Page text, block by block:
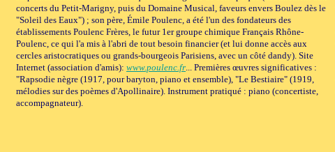
concerts du Petit-Marigny, puis du Domaine Musical, faveurs envers Boulez dès le
"Soleil des Eaux") ; son père, Émile Poulenc, a été l'un des fondateurs des
établissements Poulenc Frères, le futur 1er groupe chimique Français Rhône-
Poulenc, ce qui l'a mis à l'abri de tout besoin financier (et lui donne accès aux
cercles aristocratiques ou grands-bourgeois Parisiens, avec un côté dandy). Site
Internet (association d'amis): www.poulenc.fr ... Premières œuvres significatives :
"Rapsodie nègre (1917, pour baryton, piano et ensemble), "Le Bestiaire" (1919,
mélodies sur des poèmes d'Apollinaire). Instrument pratiqué : piano (concertiste,
accompagnateur).